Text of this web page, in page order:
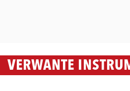
VERWANTE